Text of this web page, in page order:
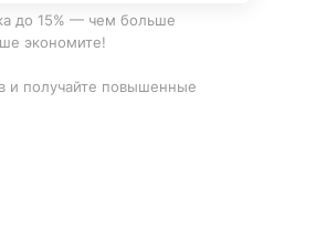
до 15% — чем больше
экономите!
и получайте повышенные